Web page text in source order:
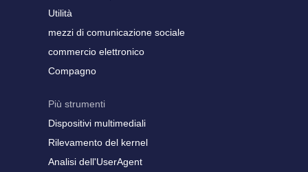
Utilità
mezzi di comunicazione sociale
commercio elettronico
Compagno
Più strumenti
Dispositivi multimediali
Rilevamento del kernel
Analisi dell'UserAgent